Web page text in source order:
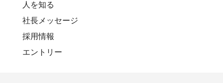
人を知る
社長メッセージ
採用情報
エントリー